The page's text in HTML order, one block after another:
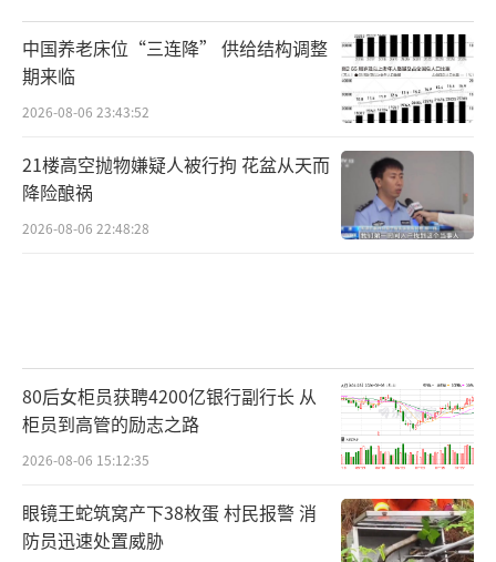
中国养老床位“三连降” 供给结构调整
期来临
2026-08-06 23:43:52
21楼高空抛物嫌疑人被行拘 花盆从天而
降险酿祸
2026-08-06 22:48:28
80后女柜员获聘4200亿银行副行长 从
柜员到高管的励志之路
2026-08-06 15:12:35
眼镜王蛇筑窝产下38枚蛋 村民报警 消
防员迅速处置威胁